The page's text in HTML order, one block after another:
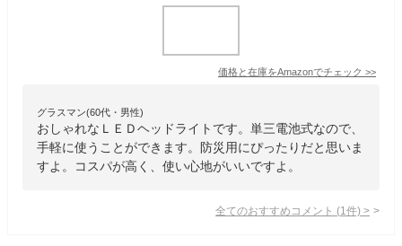
価格と在庫をAmazonでチェック >>
グラスマン(60代・男性)
おしゃれなＬＥＤヘッドライトです。単三電池式なので、
手軽に使うことができます。防災用にぴったりだと思いま
すよ。コスパが高く、使い心地がいいですよ。
全てのおすすめコメント (1 件) >